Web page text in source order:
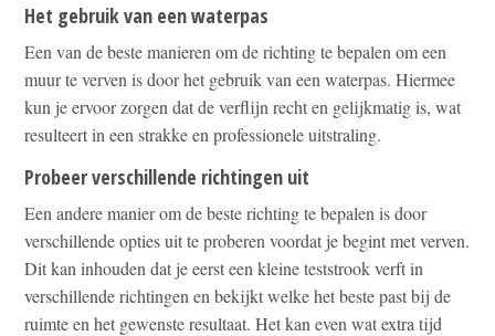
Het gebruik van een waterpas
Een van de beste manieren om de richting te bepalen om een
muur te verven is door het gebruik van een waterpas. Hiermee
kun je ervoor zorgen dat de verflijn recht en gelijkmatig is, wat
resulteert in een strakke en professionele uitstraling.
Probeer verschillende richtingen uit
Een andere manier om de beste richting te bepalen is door
verschillende opties uit te proberen voordat je begint met verven.
Dit kan inhouden dat je eerst een kleine teststrook verft in
verschillende richtingen en bekijkt welke het beste past bij de
ruimte en het gewenste resultaat. Het kan even wat extra tijd